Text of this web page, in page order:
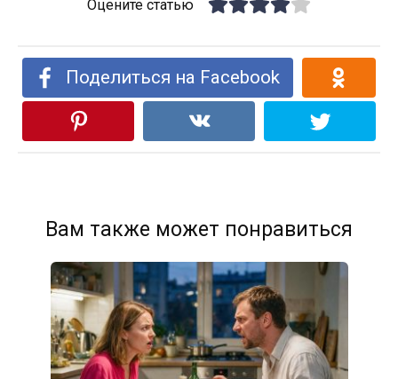
Оцените статью
Поделиться на Facebook
Вам также может понравиться